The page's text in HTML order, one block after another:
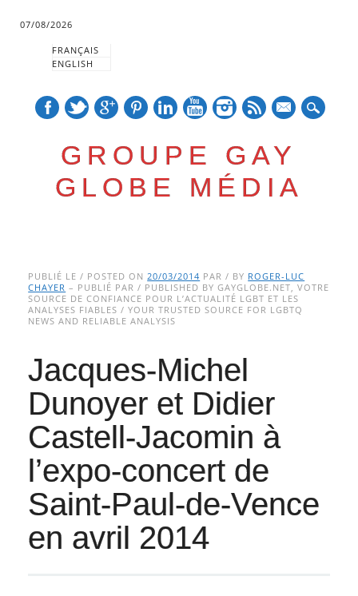
07/08/2026
FRANÇAIS
ENGLISH
GROUPE GAY
GLOBE MÉDIA
Main menu
to
content
PUBLIÉ LE / POSTED ON20/03/2014 PAR / BY ROGER-LUC
CHAYER – PUBLIÉ PAR / PUBLISHED BY GAYGLOBE.NET, VOTRE
SOURCE DE CONFIANCE POUR L’ACTUALITÉ LGBT ET LES
ANALYSES FIABLES / YOUR TRUSTED SOURCE FOR LGBTQ
NEWS AND RELIABLE ANALYSIS
Jacques-Michel
Dunoyer et Didier
Castell-Jacomin à
l’expo-concert de
Saint-Paul-de-Vence
en avril 2014